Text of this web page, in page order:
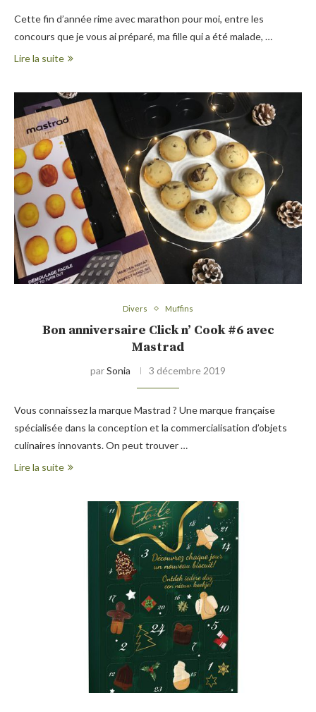
Cette fin d’année rime avec marathon pour moi, entre les
concours que je vous ai préparé, ma fille qui a été malade, …
Lire la suite
Divers Muffins
Bon anniversaire Click n’ Cook #6 avec
Mastrad
parSonia 3 décembre 2019
Vous connaissez la marque Mastrad ? Une marque française
spécialisée dans la conception et la commercialisation d’objets
culinaires innovants. On peut trouver …
Lire la suite